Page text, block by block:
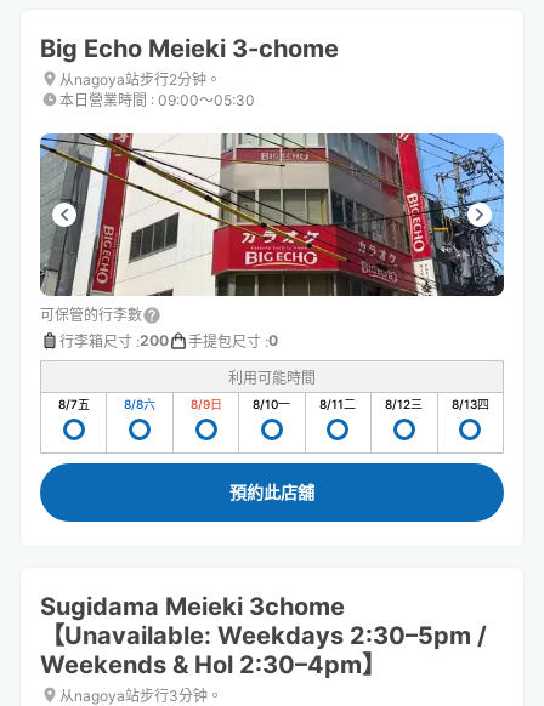
Big Echo Meieki 3-chome
从nagoya站步行2分钟。
本日營業時間 : 09:00〜05:30
可保管的行李數
行李箱尺寸 :200 手提包尺寸 :0
利用可能時間
8/7五 8/8六 8/9日 8/10一 8/11二 8/12三 8/13四
預約此店舖
Sugidama Meieki 3chome
【Unavailable: Weekdays 2:30–5pm /
Weekends & Hol 2:30–4pm】
从nagoya站步行3分钟。